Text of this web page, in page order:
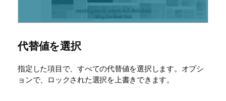
代替値を選択
指定した項目で、すべての代替値を選択します。オプシ
ョンで、ロックされた選択を上書きできます。